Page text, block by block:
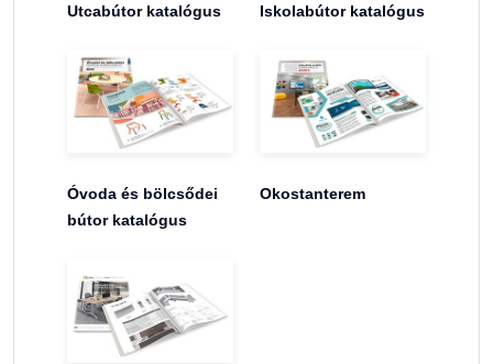
Utcabútor katalógus Iskolabútor katalógus
Óvoda és bölcsődei
bútor katalógus
Okostanterem